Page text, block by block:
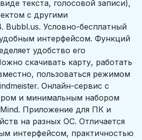
текста, голосовой записи),
с другими
Bubbl.us. Условно-бесплатный
интерфейсом. Функций
удобство его
скачивать карту, работать
пользоваться режимом
Онлайн-сервис с
и минимальным набором
Приложение для ПК и
на разных ОС. Отличается
интерфейсом, практичностью